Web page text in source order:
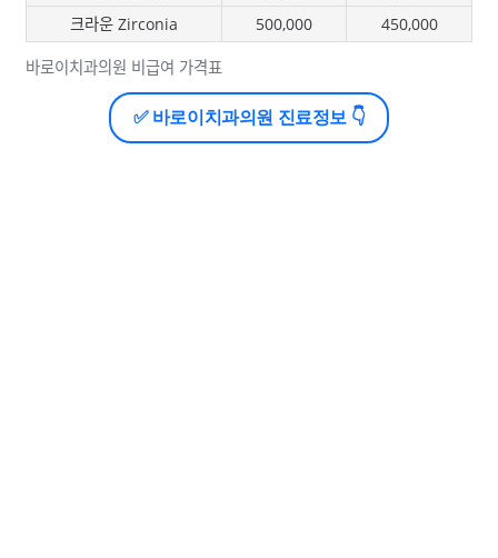
바로이치과의원 비급여 가격표
크라운 Zirconia
500,000 450,000
✅ 바로이치과의원 진료정보 👇